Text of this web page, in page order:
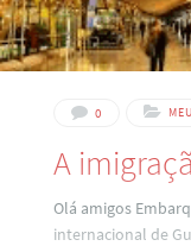
0
A
Olá amigos
internacional de